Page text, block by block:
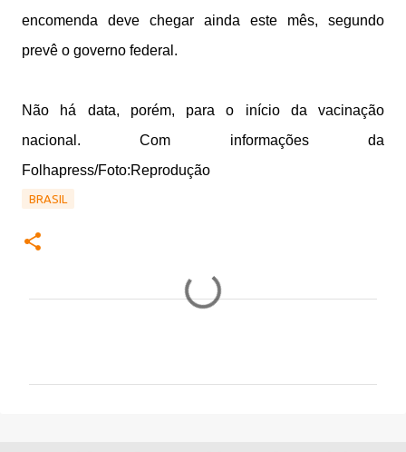
encomenda deve chegar ainda este mês, segundo
prevê o governo federal.
Não há data, porém, para o início da vacinação
nacional. Com informações da
Folhapress/Foto:Reprodução
BRASIL